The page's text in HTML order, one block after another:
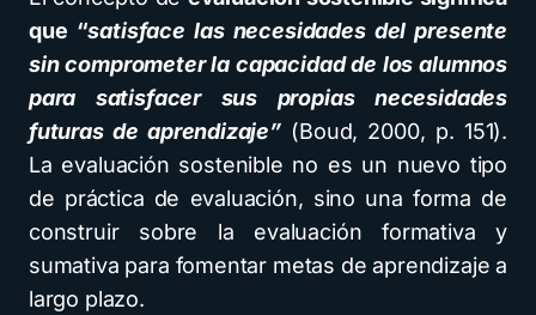
que “satisface las necesidades del presente
sin comprometer la capacidad de los alumnos
para satisfacer sus propias necesidades
futuras de aprendizaje”(Boud, 2000, p. 151).
La evaluación sostenible no es un nuevo tipo
de práctica de evaluación, sino una forma de
construir sobre la evaluación formativa y
sumativa para fomentar metas de aprendizaje a
largo plazo.